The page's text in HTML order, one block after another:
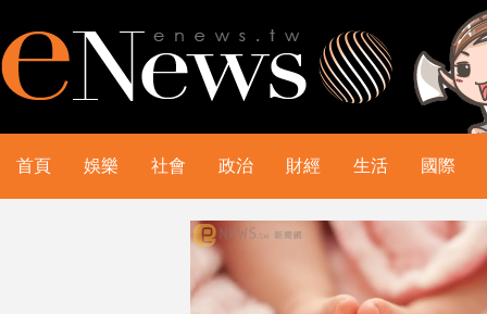
首頁 娛樂 社會 政治 財經 生活 國際